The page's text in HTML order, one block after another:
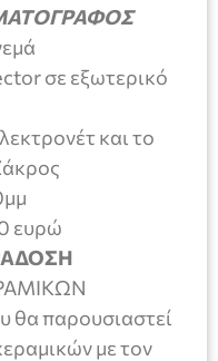
σε εξωτερικό
και το
ευρώ
θα παρουσιαστεί
με τον